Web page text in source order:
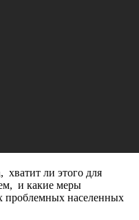
хватит ли этого для
и какие меры
проблемных населенных